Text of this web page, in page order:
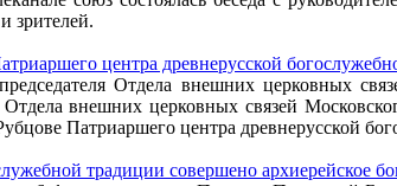
зрителей.
центра древнерусской
Отдела внешних церковных
Отдела внешних церковных связей
Патриаршего центра древнерусской
традиции совершено архиерейское